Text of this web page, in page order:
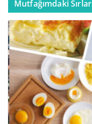
Mutfağımdaki Sırlar